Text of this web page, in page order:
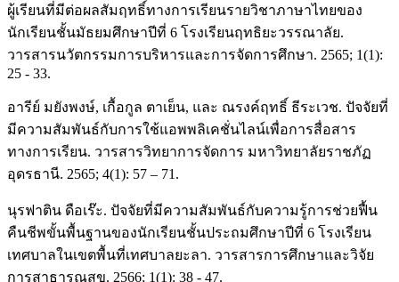
ผู้เรียนที่มีต่อผลสัมฤทธิ์ทางการเรียนรายวิชาภาษาไทยของ
นักเรียนชั้นมัธยมศึกษาปีที่ 6 โรงเรียนฤทธิยะวรรณาลัย.
วารสารนวัตกรรมการบริหารและการจัดการศึกษา. 2565; 1(1):
25 - 33.
อารีย์ มยังพงษ์, เกื้อกูล ตาเย็น, และ ณรงค์ฤทธิ์ ธีระเวช. ปัจจัยที่
มีความสัมพันธ์กับการใช้แอพพลิเคชั่นไลน์เพื่อการสื่อสาร
ทางการเรียน. วารสารวิทยาการจัดการ มหาวิทยาลัยราชภัฏ
อุดรธานี. 2565; 4(1): 57 – 71.
นุรฟาติน ดือเร๊ะ. ปัจจัยที่มีความสัมพันธ์กับความรู้การช่วยฟื้น
คืนชีพขั้นพื้นฐานของนักเรียนชั้นประถมศึกษาปีที่ 6 โรงเรียน
เทศบาลในเขตพื้นที่เทศบาลยะลา. วารสารการศึกษาและวิจัย
การสาธารณสุข. 2566; 1(1): 38 - 47.